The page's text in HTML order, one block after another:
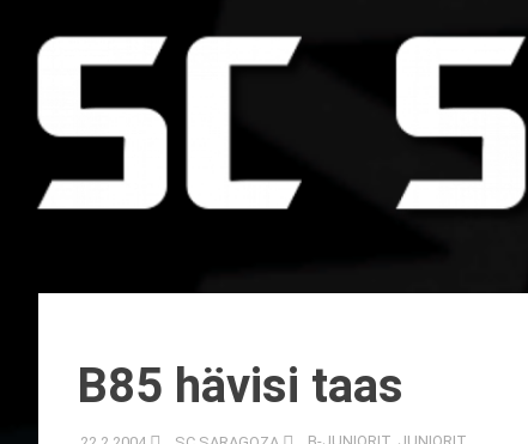
content
B85 hävisi taas